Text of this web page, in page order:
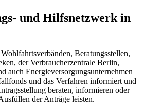
und Hilfsnetzwerk in
Beratungsstellen,
der Verbraucherzentrale Berlin,
auch Energieversorgungsunternehmen
und das Verfahren informiert und
beraten, informieren oder
der Anträge leisten.